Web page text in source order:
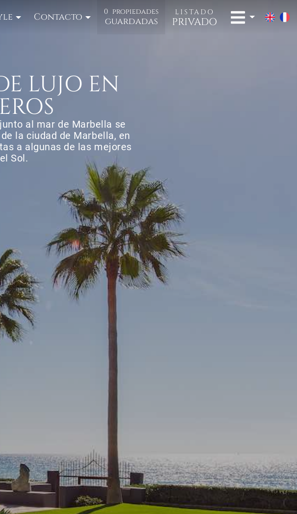
Contacto 0 propiedades
guardadas
LISTADO
PRIVADO
LUJO EN
al mar de Marbella se
la ciudad de Marbella, en
a algunas de las mejores
Sol.